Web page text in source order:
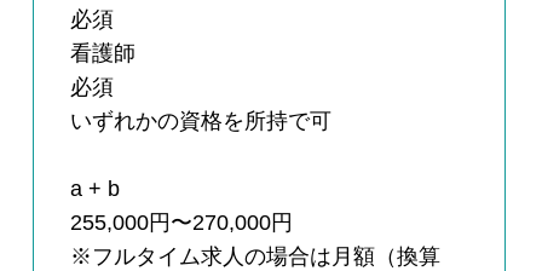
必須
看護師
必須
いずれかの資格を所持で可
a + b
255,000円〜270,000円
※フルタイム求人の場合は月額（換算